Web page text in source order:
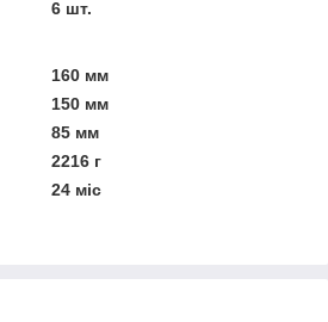
6 шт.
160 мм
150 мм
85 мм
2216 г
24 міс